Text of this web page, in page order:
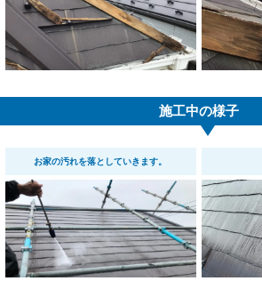
施工中の様子
お家の汚れを落としていきます。